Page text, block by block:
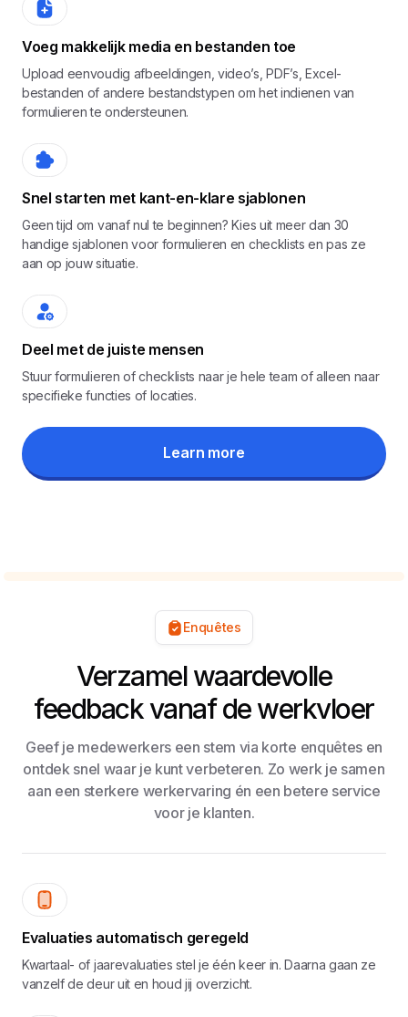
Voeg makkelijk media en bestanden toe
Upload eenvoudig afbeeldingen, video’s, PDF’s, Excel-
bestanden of andere bestandstypen om het indienen van
formulieren te ondersteunen.
Snel starten met kant-en-klare sjablonen
Geen tijd om vanaf nul te beginnen? Kies uit meer dan 30
handige sjablonen voor formulieren en checklists en pas ze
aan op jouw situatie.
Deel met de juiste mensen
Stuur formulieren of checklists naar je hele team of alleen naar
specifieke functies of locaties.
Learn more
Enquêtes
Verzamel waardevolle
feedback vanaf de werkvloer
Geef je medewerkers een stem via korte enquêtes en
ontdek snel waar je kunt verbeteren. Zo werk je samen
aan een sterkere werkervaring én een betere service
voor je klanten.
Evaluaties automatisch geregeld
Kwartaal- of jaarevaluaties stel je één keer in. Daarna gaan ze
vanzelf de deur uit en houd jij overzicht.